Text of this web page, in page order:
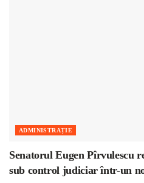
ADMINISTRAȚIE
Senatorul Eugen Pîrvulescu
sub control judiciar într-un